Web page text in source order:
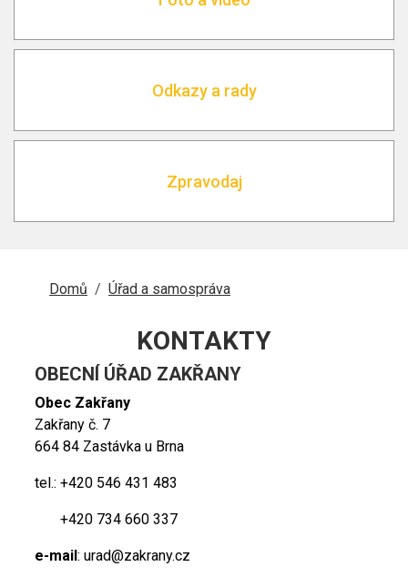
Odkazy a rady
Zpravodaj
DROBEČKOVÁ
NAVIGACE
Domů Úřad a samospráva
KONTAKTY
OBECNÍ ÚŘAD ZAKŘANY
Obec Zakřany
Zakřany č. 7
664 84 Zastávka u Brna
tel.: +420 546 431 483
+420 734 660 337
e-mail: urad@zakrany.cz